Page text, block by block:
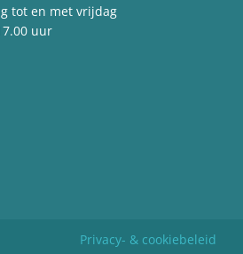
tot en met vrijdag
uur
Privacy- & cookiebeleid